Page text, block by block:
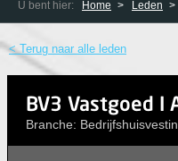
U bent hier: Home Leden
< Terug naar alle leden
BV3 Vastgoed I
Branche: